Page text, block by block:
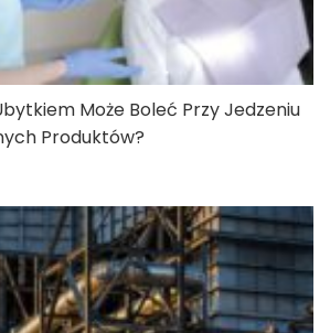
Może Boleć Przy Jedzeniu
Produktów?